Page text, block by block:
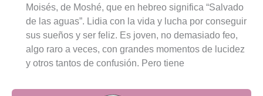
Moisés, de Moshé, que en hebreo significa “Salvado
de las aguas”. Lidia con la vida y lucha por conseguir
sus sueños y ser feliz. Es joven, no demasiado feo,
algo raro a veces, con grandes momentos de lucidez
y otros tantos de confusión. Pero tiene